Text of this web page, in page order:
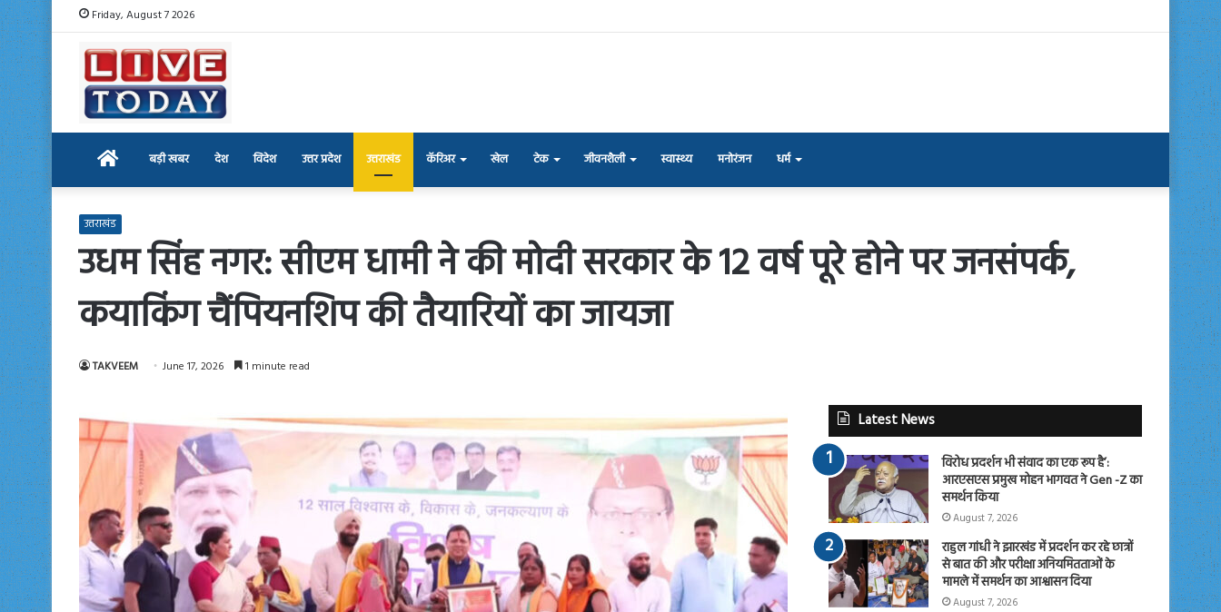
Friday, August 7 2026
Home बड़ी खबर देश विदेश उत्तर प्रदेश उत्तराखंड कॅरिअर खेल टेक जीवनशैली स्वास्थ्य मनोरंजन धर्म
उत्तराखंड
उधम सिंह नगर: सीएम धामी ने की मोदी सरकार के 12 वर्ष पूरे होने पर जनसंपर्क,
कयाकिंग चैंपियनशिप की तैयारियों का जायजा
TAKVEEM June 17, 2026 1 minute read
Latest News
विरोध प्रदर्शन भी संवाद का एक रूप है’:
आरएसएस प्रमुख मोहन भागवत ने Gen -Z का
समर्थन किया
August 7, 2026
राहुल गांधी ने झारखंड में प्रदर्शन कर रहे छात्रों
से बात की और परीक्षा अनियमितताओं के
मामले में समर्थन का आश्वासन दिया
August 7, 2026